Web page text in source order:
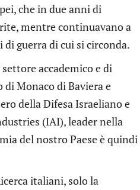
che in due anni di
mentre continuavano a
guerra di cui si circonda.
accademico e di
Monaco di Baviera e
della Difesa Israeliano e
(IAI), leader nella
del nostro Paese è quindi
italiani, solo la